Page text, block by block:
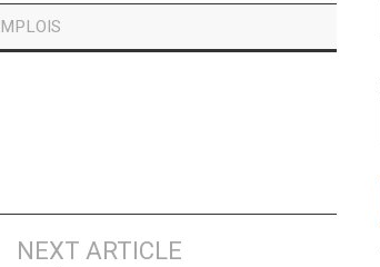
NEXT ARTICLE